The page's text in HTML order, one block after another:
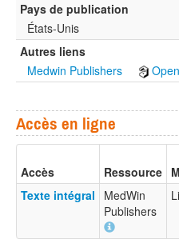
Pays de publication
États-Unis
Autres liens
Medwin Publishers
Accès en ligne
Accès Ressource
Texte intégral
MedWin
Publishers